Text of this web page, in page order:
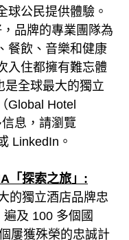
球公民提供體驗。
品牌的專業團隊為
餐飲、音樂和健康
入住都擁有難忘體
是全球最大的獨立
Global Hotel
息，請瀏覽
LinkedIn。
「探索之旅」:
的獨立酒店品牌忠
及 100 多個國
屢獲殊榮的忠誠計